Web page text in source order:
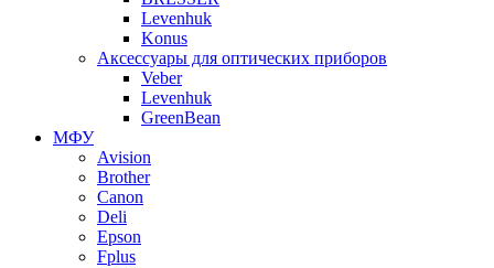
Levenhuk
Konus
Аксессуары для оптических приборов
Veber
Levenhuk
GreenBean
МФУ
Avision
Brother
Canon
Deli
Epson
Fplus